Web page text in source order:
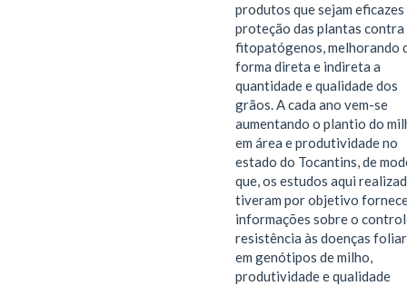
produtos que sejam eficazes
proteção das plantas contra
fitopatógenos, melhorando
forma direta e indireta a
quantidade e qualidade dos
grãos. A cada ano vem-se
aumentando o plantio do
em área e produtividade no
estado do Tocantins, de
que, os estudos aqui
tiveram por objetivo
informações sobre o
resistência às doenças
em genótipos de milho,
produtividade e qualidade